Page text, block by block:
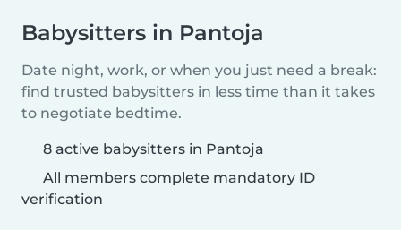
Babysitters in Pantoja
Date night, work, or when you just need a break:
find trusted babysitters in less time than it takes
to negotiate bedtime.
8 active babysitters in Pantoja
All members complete mandatory ID
verification